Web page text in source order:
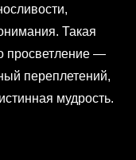
Такая
просветление —
переплетений,
мудрость.